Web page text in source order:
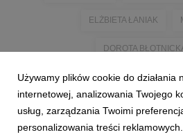
ELŻBIETA ŁANIAK
DOROTA
PRZETWORY Z BORÓWKI
KORAB GARDEN
Używamy plików cookie do działania
internetowej, analizowania Twojego
usług, zarządzania Twoimi
personalizowania treści